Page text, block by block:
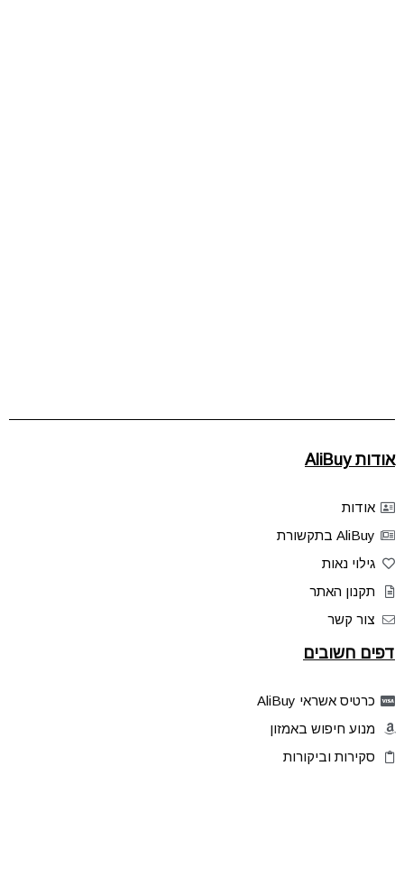
אודות AliBuy
אודות
AliBuy בתקשורת
גילוי נאות
תקנון האתר
צור קשר
דפים חשובים
כרטיס אשראי AliBuy
מנוע חיפוש באמזון
סקירות וביקורות